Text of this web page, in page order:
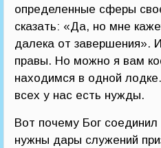
определенные сферы
сказать: «Да, но мне
далека от завершения».
правы. Но можно я вам
находимся в одной
всех у нас есть нужды.
Вот почему Бог
нужны дары служений